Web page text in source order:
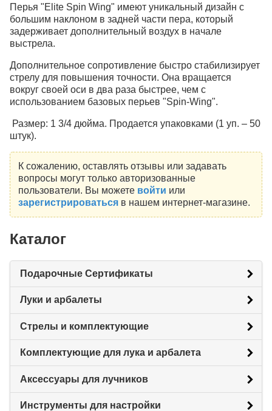
Перья "Elite Spin Wing" имеют уникальный дизайн с
большим наклоном в задней части пера, который
задерживает дополнительный воздух в начале
выстрела.
Дополнительное сопротивление быстро стабилизирует
стрелу для повышения точности. Она вращается
вокруг своей оси в два раза быстрее, чем с
использованием базовых перьев "Spin-Wing".
Размер: 1 3/4 дюйма. Продается упаковками (1 уп. – 50
штук).
К сожалению, оставлять отзывы или задавать
вопросы могут только авторизованные
пользователи. Вы можете войти или
зарегистрироватьсяв нашем интернет-магазине.
Каталог
Подарочные Сертификаты
Луки и арбалеты
Стрелы и комплектующие
Комплектующие для лука и арбалета
Аксессуары для лучников
Инструменты для настройки